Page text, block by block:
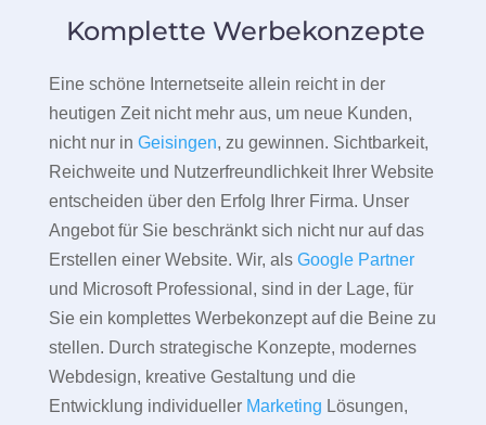
Komplette Werbekonzepte
Eine schöne Internetseite allein reicht in der
heutigen Zeit nicht mehr aus, um neue Kunden,
nicht nur in Geisingen, zu gewinnen. Sichtbarkeit,
Reichweite und Nutzerfreundlichkeit Ihrer Website
entscheiden über den Erfolg Ihrer Firma. Unser
Angebot für Sie beschränkt sich nicht nur auf das
Erstellen einer Website. Wir, als Google Partner
und Microsoft Professional, sind in der Lage, für
Sie ein komplettes Werbekonzept auf die Beine zu
stellen. Durch strategische Konzepte, modernes
Webdesign, kreative Gestaltung und die
Entwicklung individueller Marketing Lösungen,